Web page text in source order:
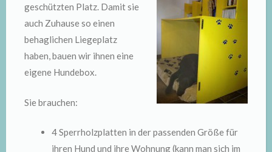
geschützten Platz. Damit sie
auch Zuhause so einen
behaglichen Liegeplatz
haben, bauen wir ihnen eine
eigene Hundebox.
Sie brauchen:
4 Sperrholzplatten in der passenden Größe für
ihren Hund und ihre Wohnung (kann man sich im